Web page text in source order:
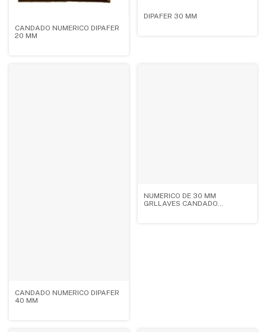
CANDADO NUMERICO DIPAFER
20 MM
DIPAFER 30 MM
CANDADO NUMERICO DIPAFER
40 MM
NUMERICO DE 30 MM
GRLLAVES CANDADO